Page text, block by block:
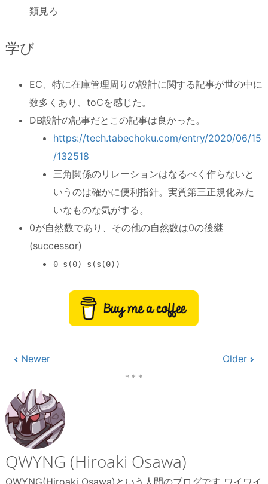
類見ろ
学び
EC、特に在庫管理周りの設計に関する記事が世の中に
数多くあり、toCを感じた。
DB設計の記事だとこの記事は良かった。
https://tech.tabechoku.com/entry/2020/06/15
/132518
三角関係のリレーションはなるべく作らないと
いうのは確かに便利指針。実質第三正規化みた
いなものな気がする。
0が自然数であり、その他の自然数は0の後継
(successor)
0 s(0) s(s(0))
Newer Older
QWYNG (Hiroaki Osawa)